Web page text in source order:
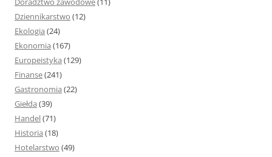
Dziennikarstwo (12)
Ekologia (24)
Ekonomia (167)
Europeistyka (129)
Finanse(241)
Gastronomia (22)
Giełda (39)
Handel(71)
Historia (18)
Hotelarstwo (49)